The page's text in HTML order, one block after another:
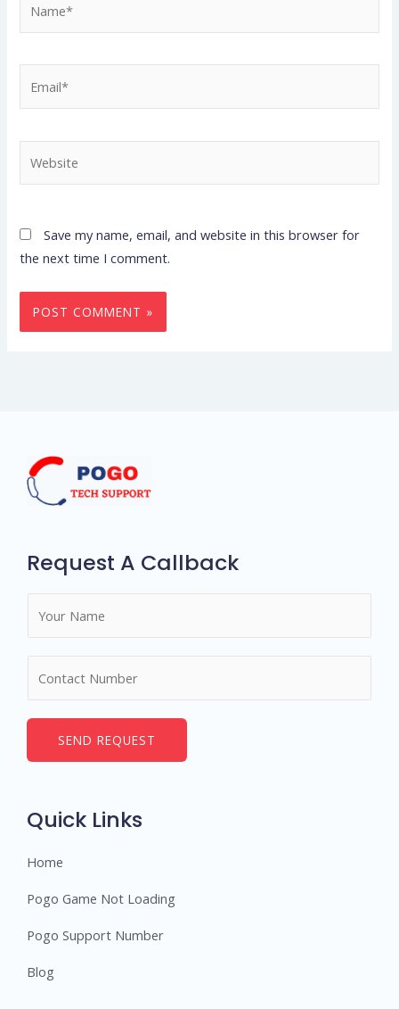
Save my name, email, and website in this browser for
the next time I comment.
Request A Callback
*
e
SEND REQUEST
Quick Links
Home
Pogo Game Not Loading
Pogo Support Number
Blog